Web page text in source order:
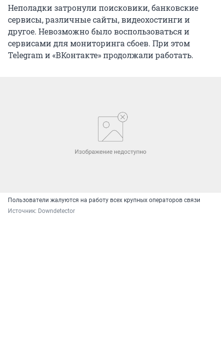
Неполадки затронули поисковики, банковские
сервисы, различные сайты, видеохостинги и
другое. Невозможно было воспользоваться и
сервисами для мониторинга сбоев. При этом
Telegram и «ВКонтакте» продолжали работать.
Пользователи жалуются на работу всех крупных операторов связи
Источник: Downdetector